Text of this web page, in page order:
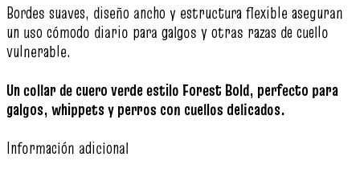
Bordes suaves, diseño ancho y estructura flexible aseguran
un uso cómodo diario para galgos y otras razas de cuello
vulnerable.
Un collar de cuero verde estilo Forest Bold, perfecto para
galgos, whippets y perros con cuellos delicados.
Información adicional